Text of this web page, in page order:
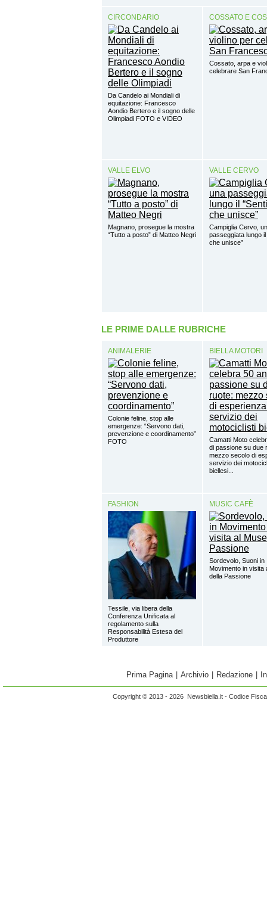
CIRCONDARIO
Da Candelo ai Mondiali di
equitazione: Francesco
Aondio Bertero e il sogno delle
Olimpiadi FOTO e VIDEO
COSSATO E
Cossato, arpa e
celebrare San
VALLE ELVO
Magnano, prosegue la mostra
“Tutto a posto” di Matteo Negri
VALLE CERVO
Campiglia Cervo,
passeggiata lungo il
che unisce”
LE PRIME DALLE RUBRICHE
ANIMALERIE
Colonie feline, stop alle
emergenze: “Servono dati,
prevenzione e coordinamento”
FOTO
BIELLA MOTORI
Camatti Moto
di passione su due
mezzo secolo di
servizio dei
biellesi...
FASHION
Tessile, via libera della
Conferenza Unificata al
regolamento sulla
Responsabilità Estesa del
Produttore
MUSIC CAFÈ
Sordevolo, Suoni in
Movimento in visita
della Passione
Prima Pagina Archivio Redazione
Copyright © 2013 - 2026 Newsbiella.it - Codice